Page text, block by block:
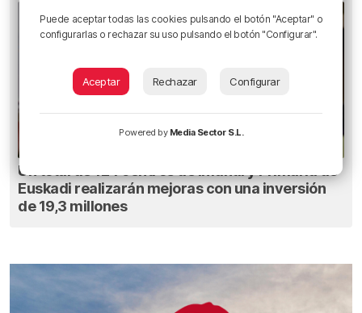
Un total de 124 centros de Infantil y Primaria de
Euskadi realizarán mejoras con una inversión
de 19,3 millones
Puede aceptar todas las cookies pulsando el botón "Aceptar" o
configurarlas o rechazar su uso pulsando el botón "Configurar".
Aceptar Rechazar Configurar
Powered by Media Sector S.L.